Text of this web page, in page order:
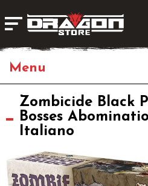
Giochi da Tavolo
Giochi di Ruolo
Librigame
Zombicide Black
Bosses
Italiano